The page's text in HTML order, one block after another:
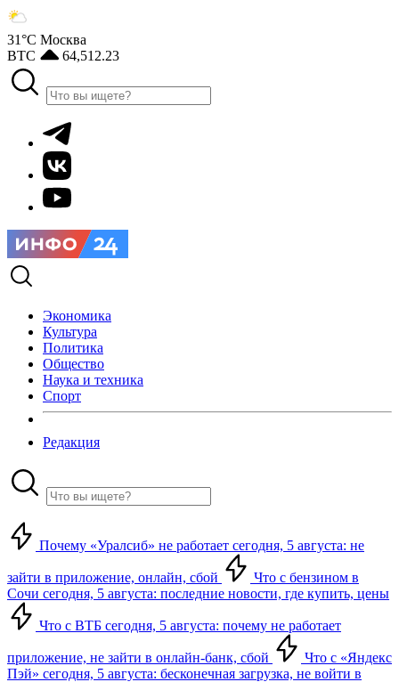
31°С Москва
BTC
64,512.23
Экономика
Культура
Политика
Общество
Наука и техника
Спорт
Редакция
Почему «Уралсиб» не работает сегодня, 5 августа: не
зайти в приложение, онлайн, сбой
Что с бензином в
Сочи сегодня, 5 августа: последние новости, где купить, цены
Что с ВТБ сегодня, 5 августа: почему не работает
приложение, не зайти в онлайн-банк, сбой
Что с «Яндекс
Пэй» сегодня, 5 августа: бесконечная загрузка, не войти в